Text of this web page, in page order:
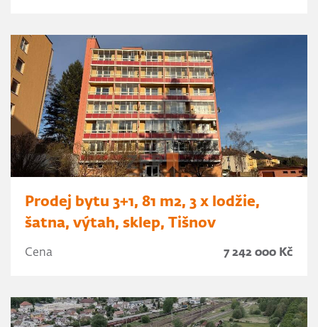
Prodej bytu 3+1, 81 m2, 3 x lodžie,
šatna, výtah, sklep, Tišnov
Cena 7 242 000 Kč